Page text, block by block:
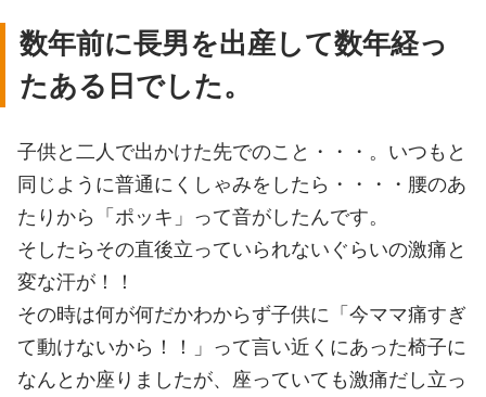
数年前に長男を出産して数年経っ
たある日でした。
子供と二人で出かけた先でのこと・・・。いつもと
同じように普通にくしゃみをしたら・・・・腰のあ
たりから「ポッキ」って音がしたんです。
そしたらその直後立っていられないぐらいの激痛と
変な汗が！！
その時は何が何だかわからず子供に「今ママ痛すぎ
て動けないから！！」って言い近くにあった椅子に
なんとか座りましたが、座っていても激痛だし立っ